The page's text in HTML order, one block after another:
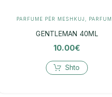
PARFUME PËR MESHKUJ PARFUMERI
GENTLEMAN 40ML
10.00€
Shto